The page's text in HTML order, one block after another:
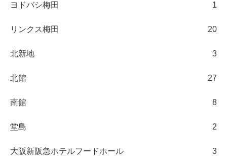
ヨドバシ梅田 1
リンクス梅田 20
北新地 3
北館 27
南館 8
堂島 2
大阪新阪急ホテルフードホール 3